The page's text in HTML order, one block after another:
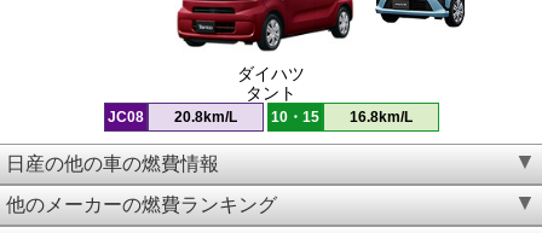
ダイハツ
タント
JC08 20.8km/L 10・15 16.8km/L
日産の他の車の燃費情報
他のメーカーの燃費ランキング